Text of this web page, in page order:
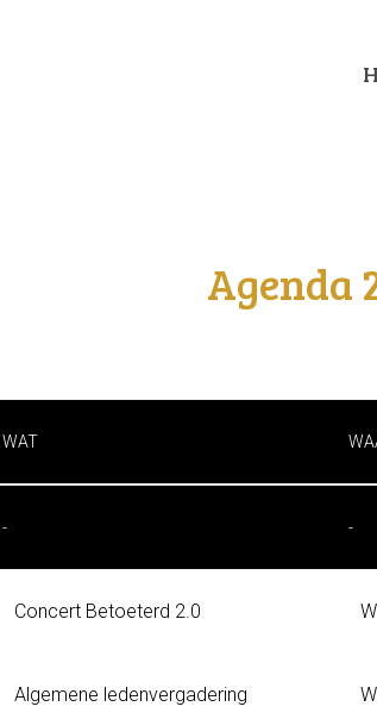
Agenda
WAT
-
Concert Betoeterd 2.0
Algemene ledenvergadering
-